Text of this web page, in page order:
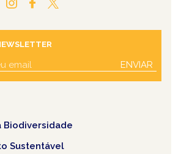
ENVIAR
Biodiversidade
Sustentável